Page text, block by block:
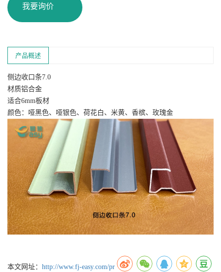
我要询价
产品概述
侧边收口条7.0
材质铝合金
适合6mm板材
颜色：哑黑色、哑银色、荷花白、米黄、香槟、玫瑰金
本文网址： http://www.fj-easy.com/pr